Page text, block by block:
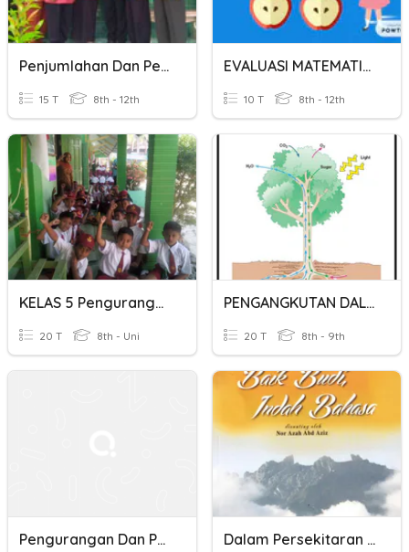
Penjumlahan Dan Pengurangan Pecahan Kelas 5
15 T 8th - 12th
EVALUASI MATEMATIKA PENJUMLAHAN & PENGURANGAN PECAHAN
10 T 8th - 12th
KELAS 5 Pengurangan Pecahan
20 T 8th - Uni
PENGANGKUTAN DALAM TUMBUHAN
20 T 8th - 9th
Pengurangan Dan Pertambahan Dalam Persekitaran Kata-Kata